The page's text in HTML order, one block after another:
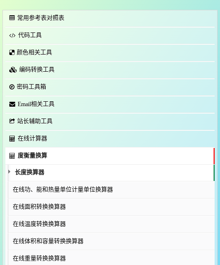
常用参考表对照表
代码工具
颜色相关工具
编码转换工具
密码工具箱
Email相关工具
站长辅助工具
在线计算器
度衡量换算
长度换算器
在线功、能和热量单位计量单位换算器
在线面积转换换算器
在线温度转换换算器
在线体积和容量转换换算器
在线重量转换换算器